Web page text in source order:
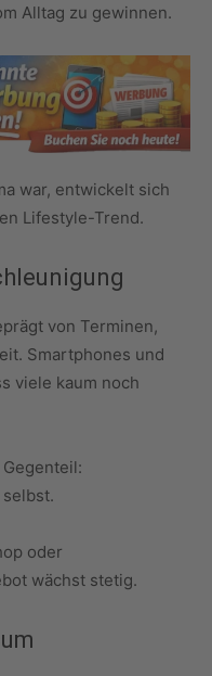
Alltag zu gewinnen.
war, entwickelt sich
Lifestyle-Trend.
von Terminen,
Smartphones und
viele kaum noch
oder
wächst stetig.